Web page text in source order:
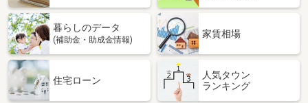
暮らしのデータ
(補助金・助成金情報)
家賃相場
住宅ローン
人気タウン
ランキング